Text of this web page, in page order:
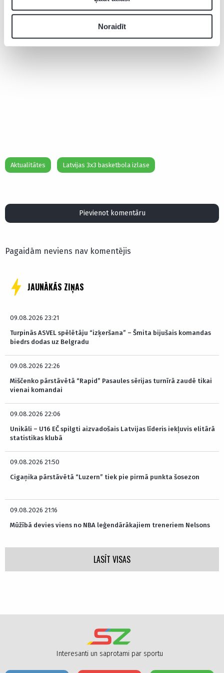
Noraidīt
Aktualitātes Latvijas 3x3 basketbola izlase
Pievienot komentāru
Pagaidām neviens nav komentējis
JAUNĀKĀS ZIŅAS
09.08.2026 23:21
Turpinās ASVEL spēlētāju “izķeršana” – Šmita bijušais komandas
biedrs dodas uz Belgradu
09.08.2026 22:26
Miščenko pārstāvētā “Rapid” Pasaules sērijas turnīrā zaudē tikai
vienai komandai
09.08.2026 22:06
Unikāli – U16 EČ spilgti aizvadošais Latvijas līderis iekļuvis elitārā
statistikas klubā
09.08.2026 21:50
Cigaņika pārstāvētā “Luzern” tiek pie pirmā punkta šosezon
09.08.2026 21:16
Mūžībā devies viens no NBA leģendārākajiem treneriem Nelsons
LASĪT VISAS
Interesanti un saprotami par sportu